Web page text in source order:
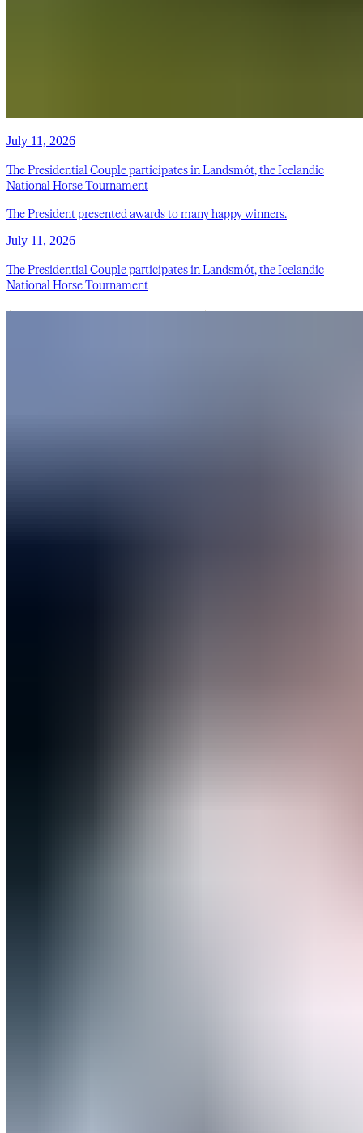
July 11, 2026
The Presidential Couple participates in Landsmót, the Icelandic
National Horse Tournament
The President presented awards to many happy winners.
July 11, 2026
The Presidential Couple participates in Landsmót, the Icelandic
National Horse Tournament